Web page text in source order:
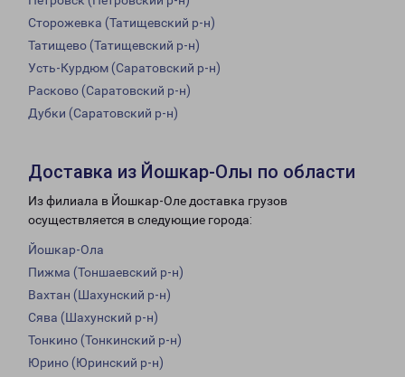
Сторожевка (Татищевский р-н)
Татищево (Татищевский р-н)
Усть-Курдюм (Саратовский р-н)
Расково (Саратовский р-н)
Дубки (Саратовский р-н)
Доставка из Йошкар-Олы по области
Из филиала в Йошкар-Оле доставка грузов
осуществляется в следующие города:
Йошкар-Ола
Пижма (Тоншаевский р-н)
Вахтан (Шахунский р-н)
Сява (Шахунский р-н)
Тонкино (Тонкинский р-н)
Юрино (Юринский р-н)